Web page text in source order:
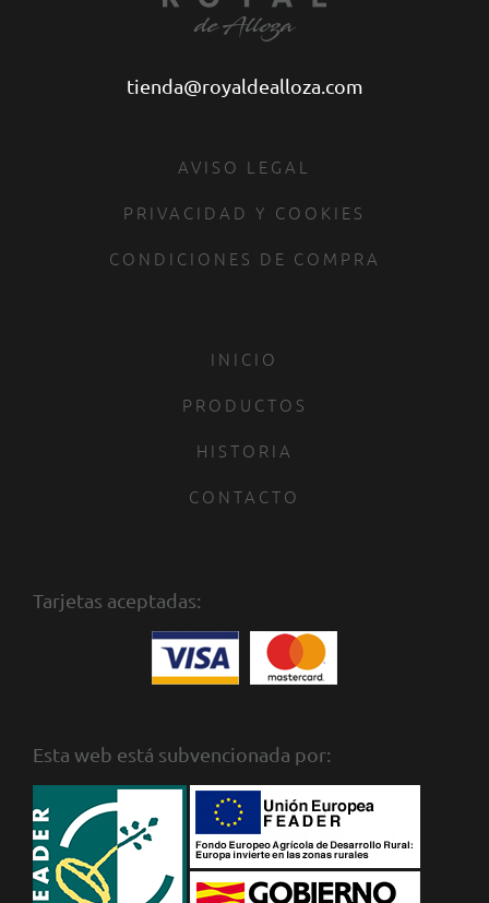
tienda@royaldealloza.com
AVISO LEGAL
PRIVACIDAD Y COOKIES
CONDICIONES DE COMPRA
INICIO
PRODUCTOS
HISTORIA
CONTACTO
Tarjetas aceptadas:
Esta web está subvencionada por: